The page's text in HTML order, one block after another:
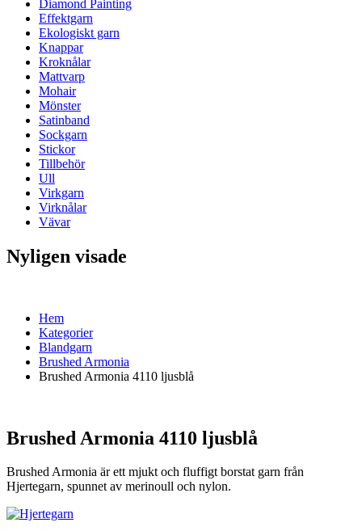
Diamond Painting
Effektgarn
Ekologiskt garn
Knappar
Kroknålar
Mattvarp
Mohair
Mönster
Satinband
Sockgarn
Stickor
Tillbehör
Ull
Virkgarn
Virknålar
Vävar
Nyligen visade
Hem
Kategorier
Blandgarn
Brushed Armonia
Brushed Armonia 4110 ljusblå
Brushed Armonia 4110 ljusblå
Brushed Armonia är ett mjukt och fluffigt borstat garn från
Hjertegarn, spunnet av merinoull och nylon.